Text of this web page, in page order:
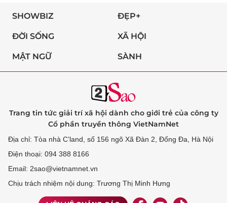
SHOWBIZ ĐẸP+
ĐỜI SỐNG XÃ HỘI
MẬT NGỮ SÀNH
Trang tin tức giải trí xã hội dành cho giới trẻ của công ty
Cổ phần truyền thông VietNamNet
Địa chỉ: Tòa nhà C’land, số 156 ngõ Xã Đàn 2, Đống Đa, Hà Nội
Điện thoại: 094 388 8166
Email: 2sao@vietnamnet.vn
Chịu trách nhiệm nội dung: Trương Thị Minh Hưng